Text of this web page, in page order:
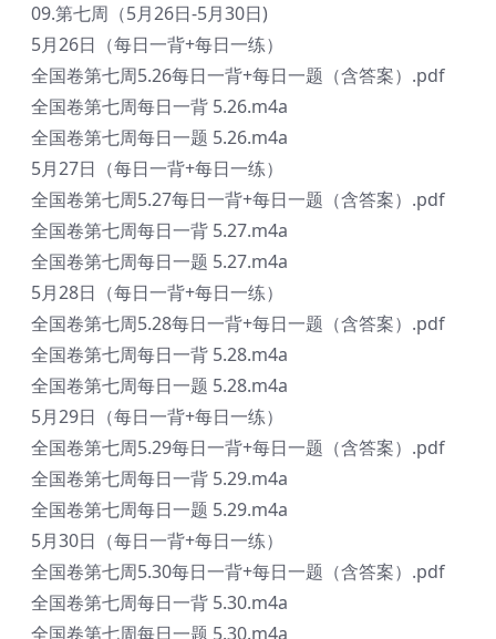
09.第七周（5月26日-5月30日)
5月26日（每日一背+每日一练）
全国卷第七周5.26每日一背+每日一题（含答案）.pdf
全国卷第七周每日一背 5.26.m4a
全国卷第七周每日一题 5.26.m4a
5月27日（每日一背+每日一练）
全国卷第七周5.27每日一背+每日一题（含答案）.pdf
全国卷第七周每日一背 5.27.m4a
全国卷第七周每日一题 5.27.m4a
5月28日（每日一背+每日一练）
全国卷第七周5.28每日一背+每日一题（含答案）.pdf
全国卷第七周每日一背 5.28.m4a
全国卷第七周每日一题 5.28.m4a
5月29日（每日一背+每日一练）
全国卷第七周5.29每日一背+每日一题（含答案）.pdf
全国卷第七周每日一背 5.29.m4a
全国卷第七周每日一题 5.29.m4a
5月30日（每日一背+每日一练）
全国卷第七周5.30每日一背+每日一题（含答案）.pdf
全国卷第七周每日一背 5.30.m4a
全国卷第七周每日一题 5.30.m4a